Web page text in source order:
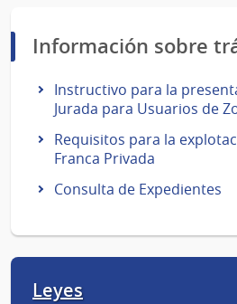
Información sobre
Instructivo para la
Jurada para Usuarios de
Requisitos para la
Franca Privada
Consulta de Expedientes
Leyes